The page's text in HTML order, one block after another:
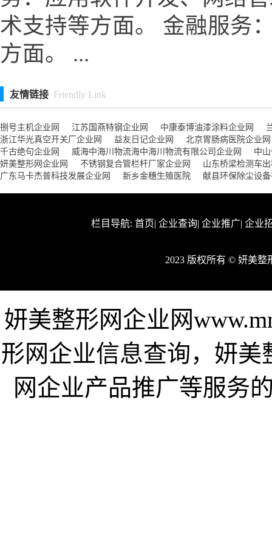
术支持等方面。 金融服务
方面。 ...
友情链接 Friendly Link
捌号主机企业网 江苏国燕特钢企业网 中康泰博油漆涂料企业网
浙江华光真空开关厂企业网
益友日记企业网
北京胃肠病医院企业网
千古绝句企业网
威海中海川物流海中海川物流有限公司企业网
中
妍美整形网企业网
不锈钢复合管栏杆厂家企业网
山东桥梁检测车
广东马卡杰普科技发展企业网
新乡金穗生殖医院 献县环保除尘设
栏目导航: 首页| 企业查询| 企业推广| 企业
2023 版权所有 © 妍美
妍美整形网企业网
形网企业信息查询，妍
网企业产品推广等服务